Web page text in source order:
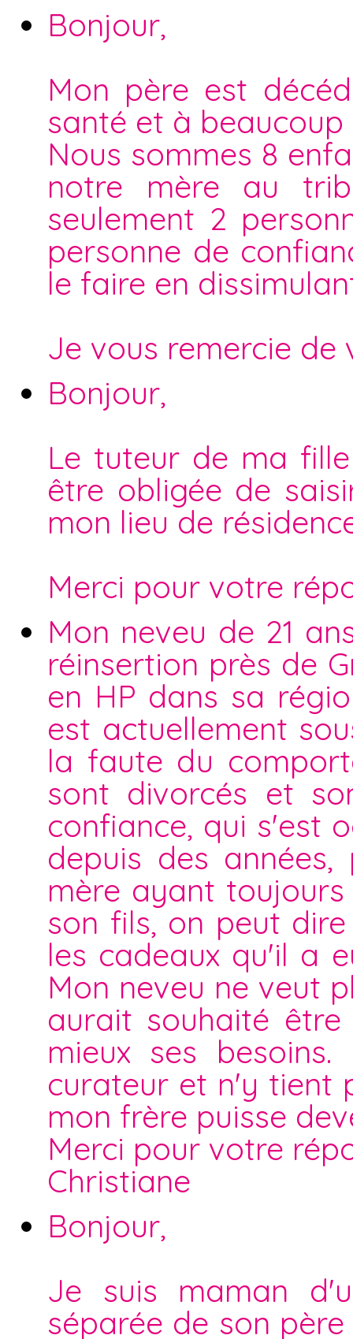
Bonjour,
Mon père est
santé et à
Nous sommes 8
notre mère au
seulement 2
personne de
le faire en
Je vous remercie de
Bonjour,
Le tuteur de ma
être obligée de
mon lieu de
Merci pour votre
Mon neveu de 21
réinsertion près de
en HP dans sa
est actuellement
la faute du
sont divorcés et
confiance, qui s'est
depuis des
mère ayant
son fils, on peut
les cadeaux qu'il a
Mon neveu ne veut
aurait souhaité
mieux ses
curateur et n'y tient
mon frère puisse
Merci pour votre
Christiane
Bonjour,
Je suis maman
séparée de son